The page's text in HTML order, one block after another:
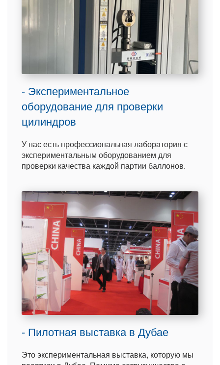
- Экспериментальное
оборудование для проверки
цилиндров
У нас есть профессиональная лаборатория с
экспериментальным оборудованием для
проверки качества каждой партии баллонов.
- Пилотная выставка в Дубае
Это экспериментальная выставка, которую мы